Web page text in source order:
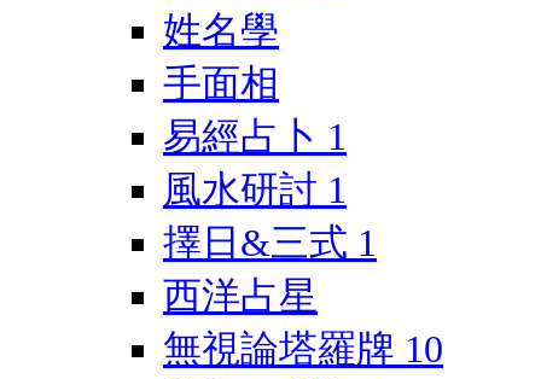
姓名學
手面相
易經占卜 1
風水研討 1
擇日&三式 1
西洋占星
無視論塔羅牌 10